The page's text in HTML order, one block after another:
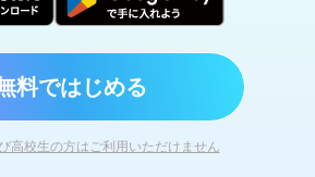
料ではじめる
高校生の方はご利用いただけません